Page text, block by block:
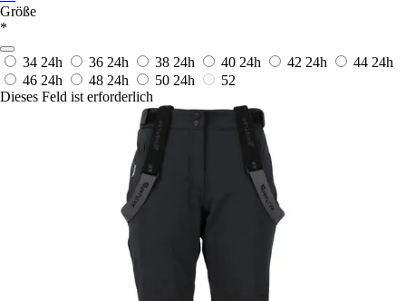
Größe
*
34 24h 36 24h 38 24h 40 24h 42 24h 44 24h
46 24h 48 24h 50 24h
52
Dieses Feld ist erforderlich